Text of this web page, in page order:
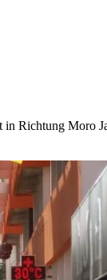
Richtung Moro